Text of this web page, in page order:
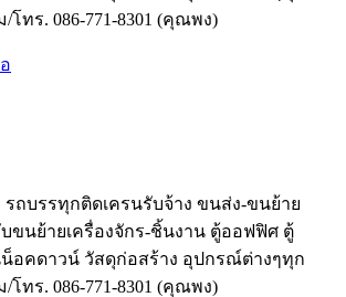
ทร. 086-771-8301 (คุณพง)
รถบรรทุกติดเครนรับจ้าง ขนส่ง-ขนย้าย
ขนย้ายเครื่องจักร-ชิ้นงาน ตู้ออฟฟิศ ตู้
อคดาวน์ วัสดุก่อสร้าง อุปกรณ์ต่างๆทุก
ทร. 086-771-8301 (คุณพง)